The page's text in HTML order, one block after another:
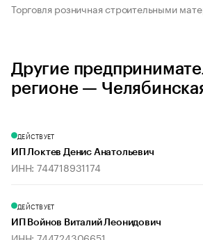
Торговля розничная строительными
Другие
регионе —
ДЕЙСТВУЕТ
ИП Локтев Денис Анатольевич
ИНН: 744718931174
ДЕЙСТВУЕТ
ИП Войнов Виталий Леонидович